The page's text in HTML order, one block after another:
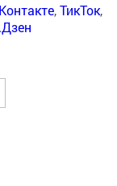
,ТикТок,